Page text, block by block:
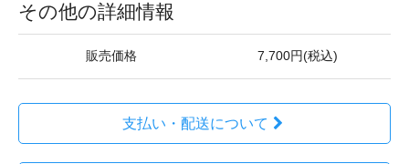
その他の詳細情報
販売価格 7,700円(税込)
支払い・配送について